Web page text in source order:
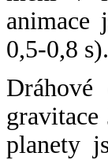
animace
0,5-0,8 s).
planety